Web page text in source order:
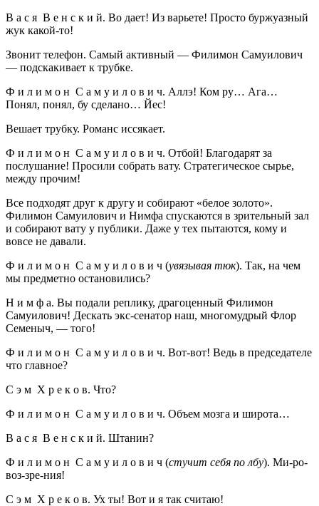
В а с я В е н с к и й. Во дает! Из варьете! Просто буржуазный
жук какой-то!
Звонит телефон. Самый активный — Филимон Самуилович
— подскакивает к трубке.
Ф и л и м о н С а м у и л о в и ч. Аллэ! Ком ру… Ага…
Понял, понял, бу сделано… Йес!
Вешает трубку. Романс иссякает.
Ф и л и м о н С а м у и л о в и ч. Отбой! Благодарят за
послушание! Просили собрать вату. Стратегическое сырье,
между прочим!
Все подходят друг к другу и собирают «белое золото».
Филимон Самуилович и Нимфа спускаются в зрительный зал
и собирают вату у публики. Даже у тех пытаются, кому и
вовсе не давали.
Ф и л и м о н С а м у и л о в и ч (увязывая тюк). Так, на чем
мы предметно остановились?
Н и м ф а. Вы подали реплику, драгоценный Филимон
Самуилович! Дескать экс-сенатор наш, многомудрый Флор
Семеныч, — того!
Ф и л и м о н С а м у и л о в и ч. Вот-вот! Ведь в председателе
что главное?
С э м Х р е к о в. Что?
Ф и л и м о н С а м у и л о в и ч. Объем мозга и широта…
В а с я В е н с к и й. Штанин?
Ф и л и м о н С а м у и л о в и ч (стучит себя по лбу). Ми-ро-
воз-зре-ния!
С э м Х р е к о в. Ух ты! Вот и я так считаю!